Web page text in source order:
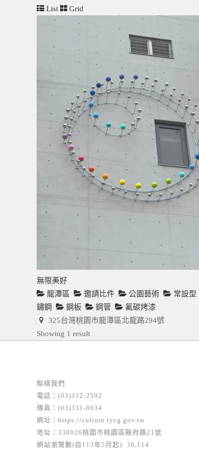
List Grid
無限美好
龍潭區
邀請比件 公園藝術 常設型
鏽鋼
鋼板 鋼管
氟碳烤漆
325台灣桃園市龍潭區北龍路294號
Showing 1 result
聯絡我們
電話：(03)332-2592
傳真：(03)331-8634
網址： https://culture.tycg.gov.tw
地址：330026桃園市桃園區縣府路21號
網站瀏覽數(自113年5月起): 36,114